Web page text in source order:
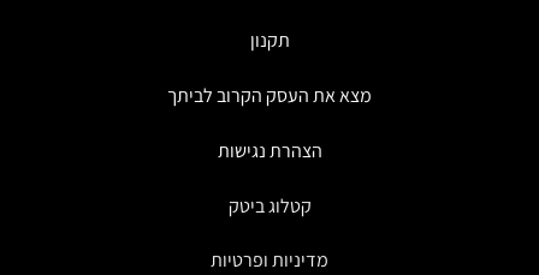
מצא את העסק הקרוב לביתך
הצהרת נגישות
קטלוג ביטק
מדיניות ופרטיות